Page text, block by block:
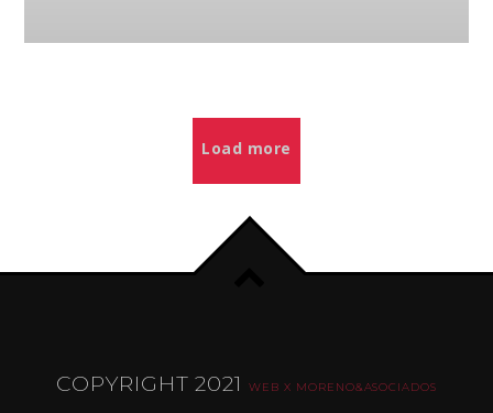
Load more
COPYRIGHT 2021WEB X MORENO&ASOCIADOS